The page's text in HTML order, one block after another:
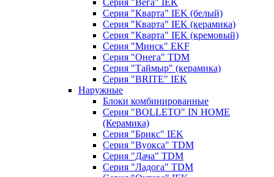
Серия "Вега" IEK
Серия "Кварта" IEK (белый)
Серия "Кварта" IEK (керамика)
Серия "Кварта" IEK (кремовый)
Серия "Минск" EKF
Серия "Онега" TDM
Серия "Таймыр" (керамика)
Серия "BRITE" IEK
Наружные
Блоки комбинированные
Серия "BОLLETO" IN HOME
(Керамика)
Серия "Брикс" IEK
Серия "Вуокса" TDM
Серия "Дача" TDM
Серия "Ладога" TDM